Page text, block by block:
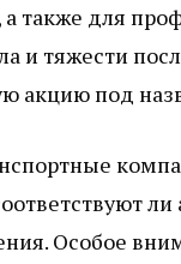
также для
и тяжести
акцию под
Особое